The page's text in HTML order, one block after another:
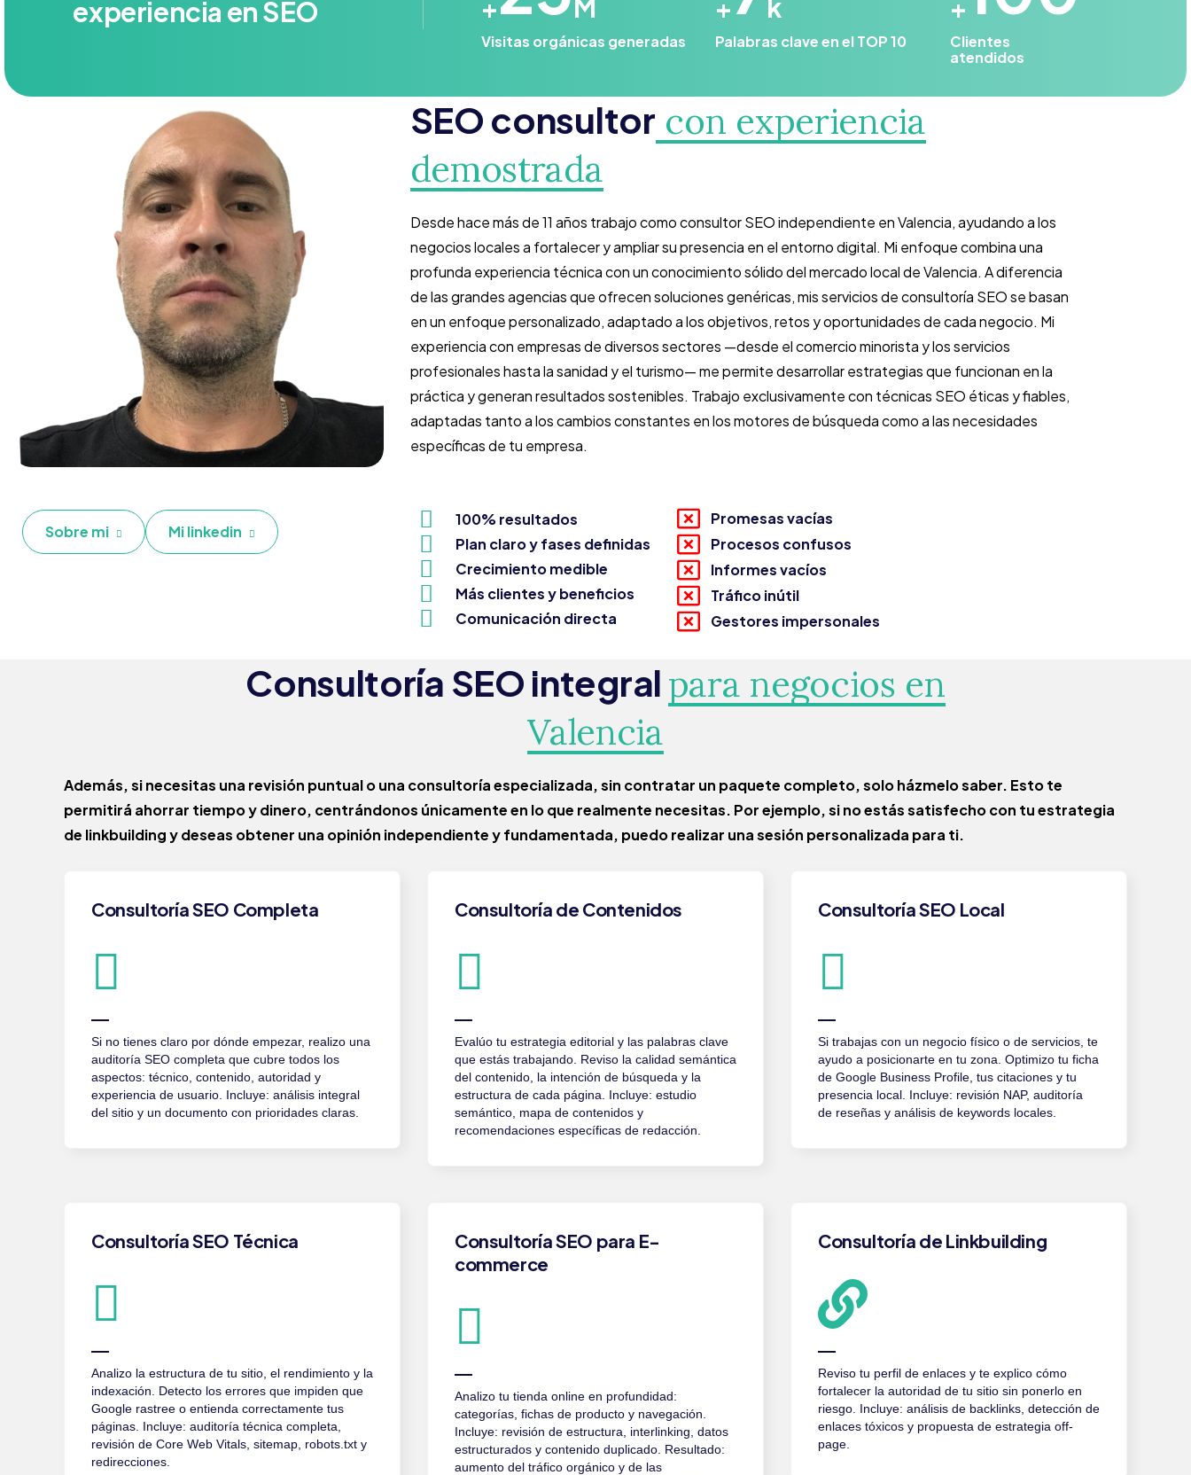
experiencia en SEO
+ M
Visitas orgánicas generadas
+ k
Palabras clave en el TOP 10
+
Clientes
atendidos
Sobre mi Mi linkedin
SEO consultor con experiencia
demostrada
Desde hace más de 11 años trabajo como consultor SEO independiente en Valencia, ayudando a los
negocios locales a fortalecer y ampliar su presencia en el entorno digital. Mi enfoque combina una
profunda experiencia técnica con un conocimiento sólido del mercado local de Valencia. A diferencia
de las grandes agencias que ofrecen soluciones genéricas, mis servicios de consultoría SEO se basan
en un enfoque personalizado, adaptado a los objetivos, retos y oportunidades de cada negocio. Mi
experiencia con empresas de diversos sectores —desde el comercio minorista y los servicios
profesionales hasta la sanidad y el turismo— me permite desarrollar estrategias que funcionan en la
práctica y generan resultados sostenibles. Trabajo exclusivamente con técnicas SEO éticas y fiables,
adaptadas tanto a los cambios constantes en los motores de búsqueda como a las necesidades
específicas de tu empresa.
100% resultados
Plan claro y fases definidas
Crecimiento medible
Más clientes y beneficios
Comunicación directa
Promesas vacías
Procesos confusos
Informes vacíos
Tráfico inútil
Gestores impersonales
Consultoría SEO integralpara negocios en
Valencia
Además, si necesitas una revisión puntual o una consultoría especializada, sin contratar un paquete completo, solo házmelo saber. Esto te
permitirá ahorrar tiempo y dinero, centrándonos únicamente en lo que realmente necesitas. Por ejemplo, si no estás satisfecho con tu estrategia
de linkbuilding y deseas obtener una opinión independiente y fundamentada, puedo realizar una sesión personalizada para ti.
Consultoría SEO Completa
Si no tienes claro por dónde empezar, realizo una
auditoría SEO completa que cubre todos los
aspectos: técnico, contenido, autoridad y
experiencia de usuario. Incluye: análisis integral
del sitio y un documento con prioridades claras.
Consultoría de Contenidos
Evalúo tu estrategia editorial y las palabras clave
que estás trabajando. Reviso la calidad semántica
del contenido, la intención de búsqueda y la
estructura de cada página. Incluye: estudio
semántico, mapa de contenidos y
recomendaciones específicas de redacción.
Consultoría SEO Local
Si trabajas con un negocio físico o de servicios, te
ayudo a posicionarte en tu zona. Optimizo tu ficha
de Google Business Profile, tus citaciones y tu
presencia local. Incluye: revisión NAP, auditoría
de reseñas y análisis de keywords locales.
Consultoría SEO Técnica
Analizo la estructura de tu sitio, el rendimiento y la
indexación. Detecto los errores que impiden que
Google rastree o entienda correctamente tus
páginas. Incluye: auditoría técnica completa,
revisión de Core Web Vitals, sitemap, robots.txt y
redirecciones.
Consultoría SEO para E-
commerce
Analizo tu tienda online en profundidad:
categorías, fichas de producto y navegación.
Incluye: revisión de estructura, interlinking, datos
estructurados y contenido duplicado. Resultado:
aumento del tráfico orgánico y de las
Consultoría de Linkbuilding
Reviso tu perfil de enlaces y te explico cómo
fortalecer la autoridad de tu sitio sin ponerlo en
riesgo. Incluye: análisis de backlinks, detección de
enlaces tóxicos y propuesta de estrategia off-
page.